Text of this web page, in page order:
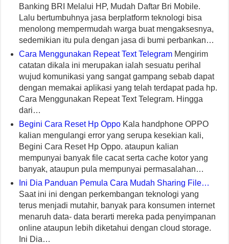
Banking BRI Melalui HP, Mudah Daftar Bri Mobile.
Lalu bertumbuhnya jasa berplatform teknologi bisa
menolong mempermudah warga buat mengaksesnya,
sedemikian itu pula dengan jasa di bumi perbankan…
Cara Menggunakan Repeat Text Telegram Mengirim
catatan dikala ini merupakan ialah sesuatu perihal
wujud komunikasi yang sangat gampang sebab dapat
dengan memakai aplikasi yang telah terdapat pada hp.
Cara Menggunakan Repeat Text Telegram. Hingga
dari…
Begini Cara Reset Hp Oppo Kala handphone OPPO
kalian mengulangi error yang serupa kesekian kali,
Begini Cara Reset Hp Oppo. ataupun kalian
mempunyai banyak file cacat serta cache kotor yang
banyak, ataupun pula mempunyai permasalahan…
Ini Dia Panduan Pemula Cara Mudah Sharing File…
Saat ini ini dengan perkembangan teknologi yang
terus menjadi mutahir, banyak para konsumen internet
menaruh data- data berarti mereka pada penyimpanan
online ataupun lebih diketahui dengan cloud storage.
Ini Dia…